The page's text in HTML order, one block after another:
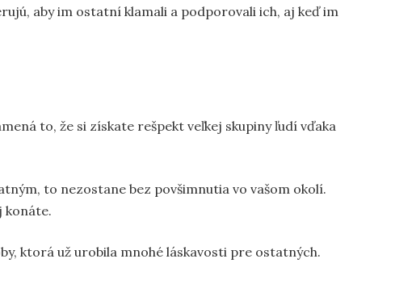
aby im ostatní klamali a podporovali ich, aj keď im
to, že si získate rešpekt veľkej skupiny ľudí vďaka
to nezostane bez povšimnutia vo vašom okolí.
konáte.
ktorá už urobila mnohé láskavosti pre ostatných.